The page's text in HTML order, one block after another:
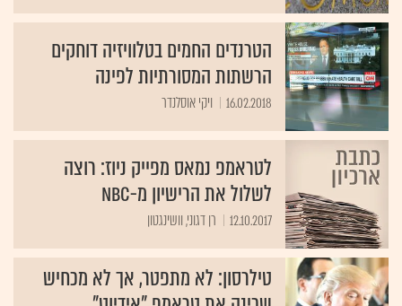
הטרנדים החמים בטלוויזיה דוחקים
הרשתות המסורתיות לפינה
16.02.2018 ויקי אוסלנדר
לטראמפ נמאס מפייק ניוז: רוצה
לשלול את הרישיון מ-NBC
12.10.2017 רן דגוני, וושינגטון
טילרסון: לא מתפטר, אך לא מכחיש